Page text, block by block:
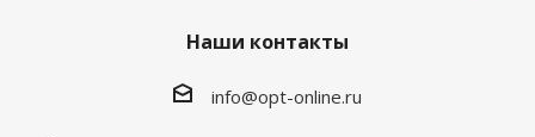
Наши контакты
info@opt-online.ru